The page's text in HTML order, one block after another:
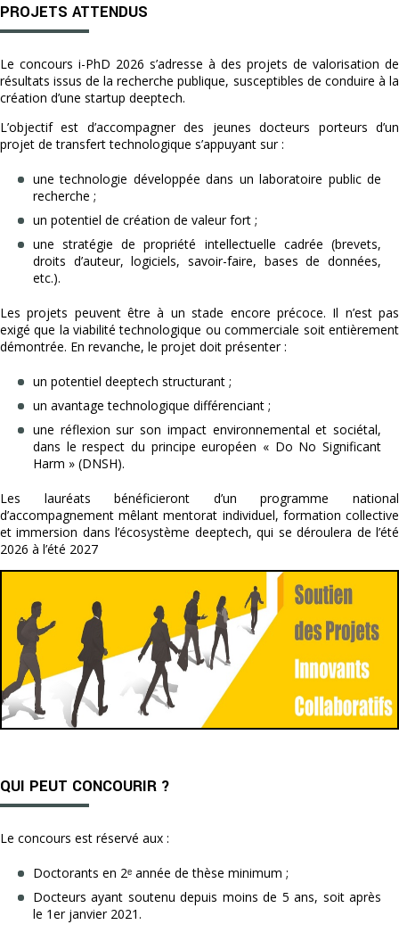
PROJETS ATTENDUS
Le concours i-PhD 2026 s’adresse à des projets de valorisation de
résultats issus de la recherche publique, susceptibles de conduire à la
création d’une startup deeptech.
L’objectif est d’accompagner des jeunes docteurs porteurs d’un
projet de transfert technologique s’appuyant sur :
une technologie développée dans un laboratoire public de
recherche ;
un potentiel de création de valeur fort ;
une stratégie de propriété intellectuelle cadrée (brevets,
droits d’auteur, logiciels, savoir-faire, bases de données,
etc.).
Les projets peuvent être à un stade encore précoce. Il n’est pas
exigé que la viabilité technologique ou commerciale soit entièrement
démontrée. En revanche, le projet doit présenter :
un potentiel deeptech structurant ;
un avantage technologique différenciant ;
une réflexion sur son impact environnemental et sociétal,
dans le respect du principe européen « Do No Significant
Harm » (DNSH).
Les lauréats bénéficieront d’un programme national
d’accompagnement mêlant mentorat individuel, formation collective
et immersion dans l’écosystème deeptech, qui se déroulera de l’été
2026 à l’été 2027
QUI PEUT CONCOURIR ?
Le concours est réservé aux :
Doctorants en 2ᵉ année de thèse minimum ;
Docteurs ayant soutenu depuis moins de 5 ans, soit après
le 1er janvier 2021.